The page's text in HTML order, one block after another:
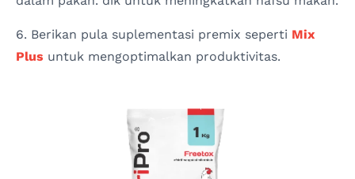
6. Berikan pula suplementasi premix seperti Mix
Plus untuk mengoptimalkan produktivitas.